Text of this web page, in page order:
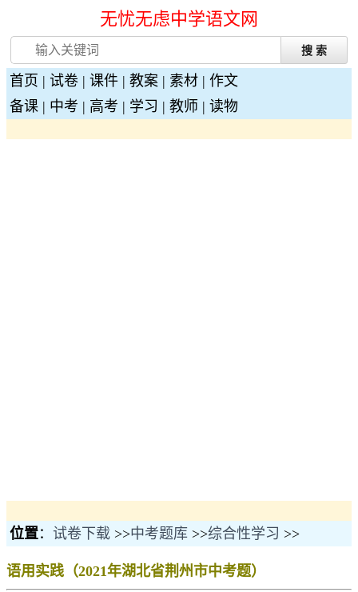
无忧无虑中学语文网
首页 | 试卷 | 课件 | 教案 | 素材 | 作文
备课 | 中考 | 高考 | 学习 | 教师 | 读物
位置： 试卷下载 >>中考题库 >>综合性学习 >>
语用实践（2021年湖北省荆州市中考题）